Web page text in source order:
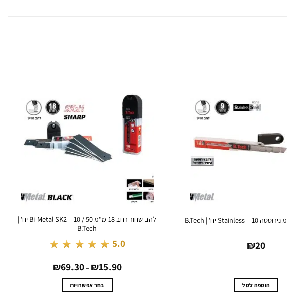
₪20
הוספה לסל
להב שחור רחב 18 מ"מ Bi-Metal SK2 – 10 / 50 יח' |
B.Tech
★★★★★5.0
₪15.90
–
₪69.30
בחר אפשרויות